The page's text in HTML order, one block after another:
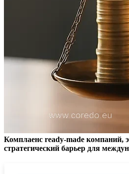
RegTech: vendor или in-house?
AI/ML, graph analytics и
выявления скрытой
Правила наблюдения за
ROI и TCO комплаенса
KPI для правления: MTTR,
срабатывания, стоимость
TCO автоматизированного
Когда расширять in-house, а
Комплаенс ready-made компаний,
стратегический барьер для